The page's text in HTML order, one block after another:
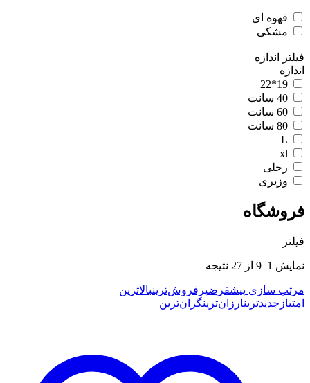
قهوه ای
مشکی
فیلتر اندازه
اندازه
رحلی
وزیری
فروشگاه
فیلتر
نمایش 1–9 از 27 نتیجه
latestمرتب سازی پیشفرضپرفروش‌ترینبالاترین
امتیاز جدیدترینارزان‌ترینگران‌ترین